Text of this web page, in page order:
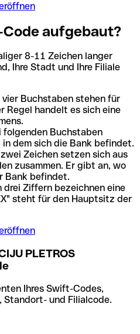
Code aufgebaut?
8-11 Zeichen langer
Ihre Stadt und Ihre Filiale
vier Buchstaben stehen für
Regel handelt es sich eine
folgenden Buchstaben
in dem sich die Bank befindet.
zwei Zeichen setzen sich aus
zusammen. Er gibt an, wo
Bank befindet.
drei Ziffern bezeichnen eine
steht für den Hauptsitz der
PLETROS
Ihres Swift-Codes,
Standort- und Filialcode.